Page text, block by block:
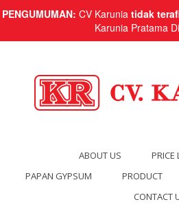
PENGUMUMAN: CV Karunia tidak
Karunia Pratama
ABOUT US PRICE
PAPAN GYPSUM
PRODUCT
CONTACT